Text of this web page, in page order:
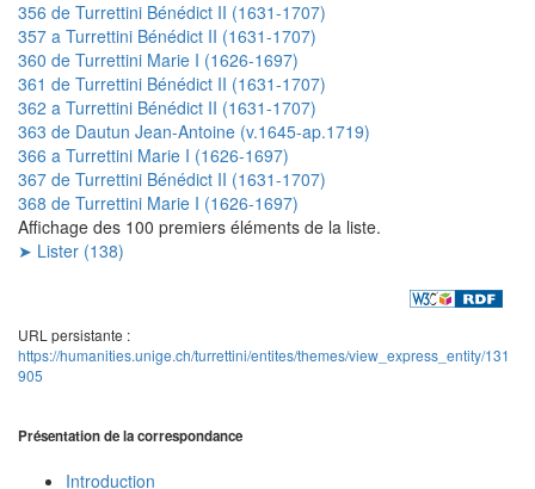
356 de Turrettini Bénédict II (1631-1707)
357 a Turrettini Bénédict II (1631-1707)
360 de Turrettini Marie I (1626-1697)
361 de Turrettini Bénédict II (1631-1707)
362 a Turrettini Bénédict II (1631-1707)
363 de Dautun Jean-Antoine (v.1645-ap.1719)
366 a Turrettini Marie I (1626-1697)
367 de Turrettini Bénédict II (1631-1707)
368 de Turrettini Marie I (1626-1697)
Affichage des 100 premiers éléments de la liste.
➤ Lister (138)
URL persistante :
https://humanities.unige.ch/turrettini/entites/themes/view_express_entity/131
905
Présentation de la correspondance
Introduction